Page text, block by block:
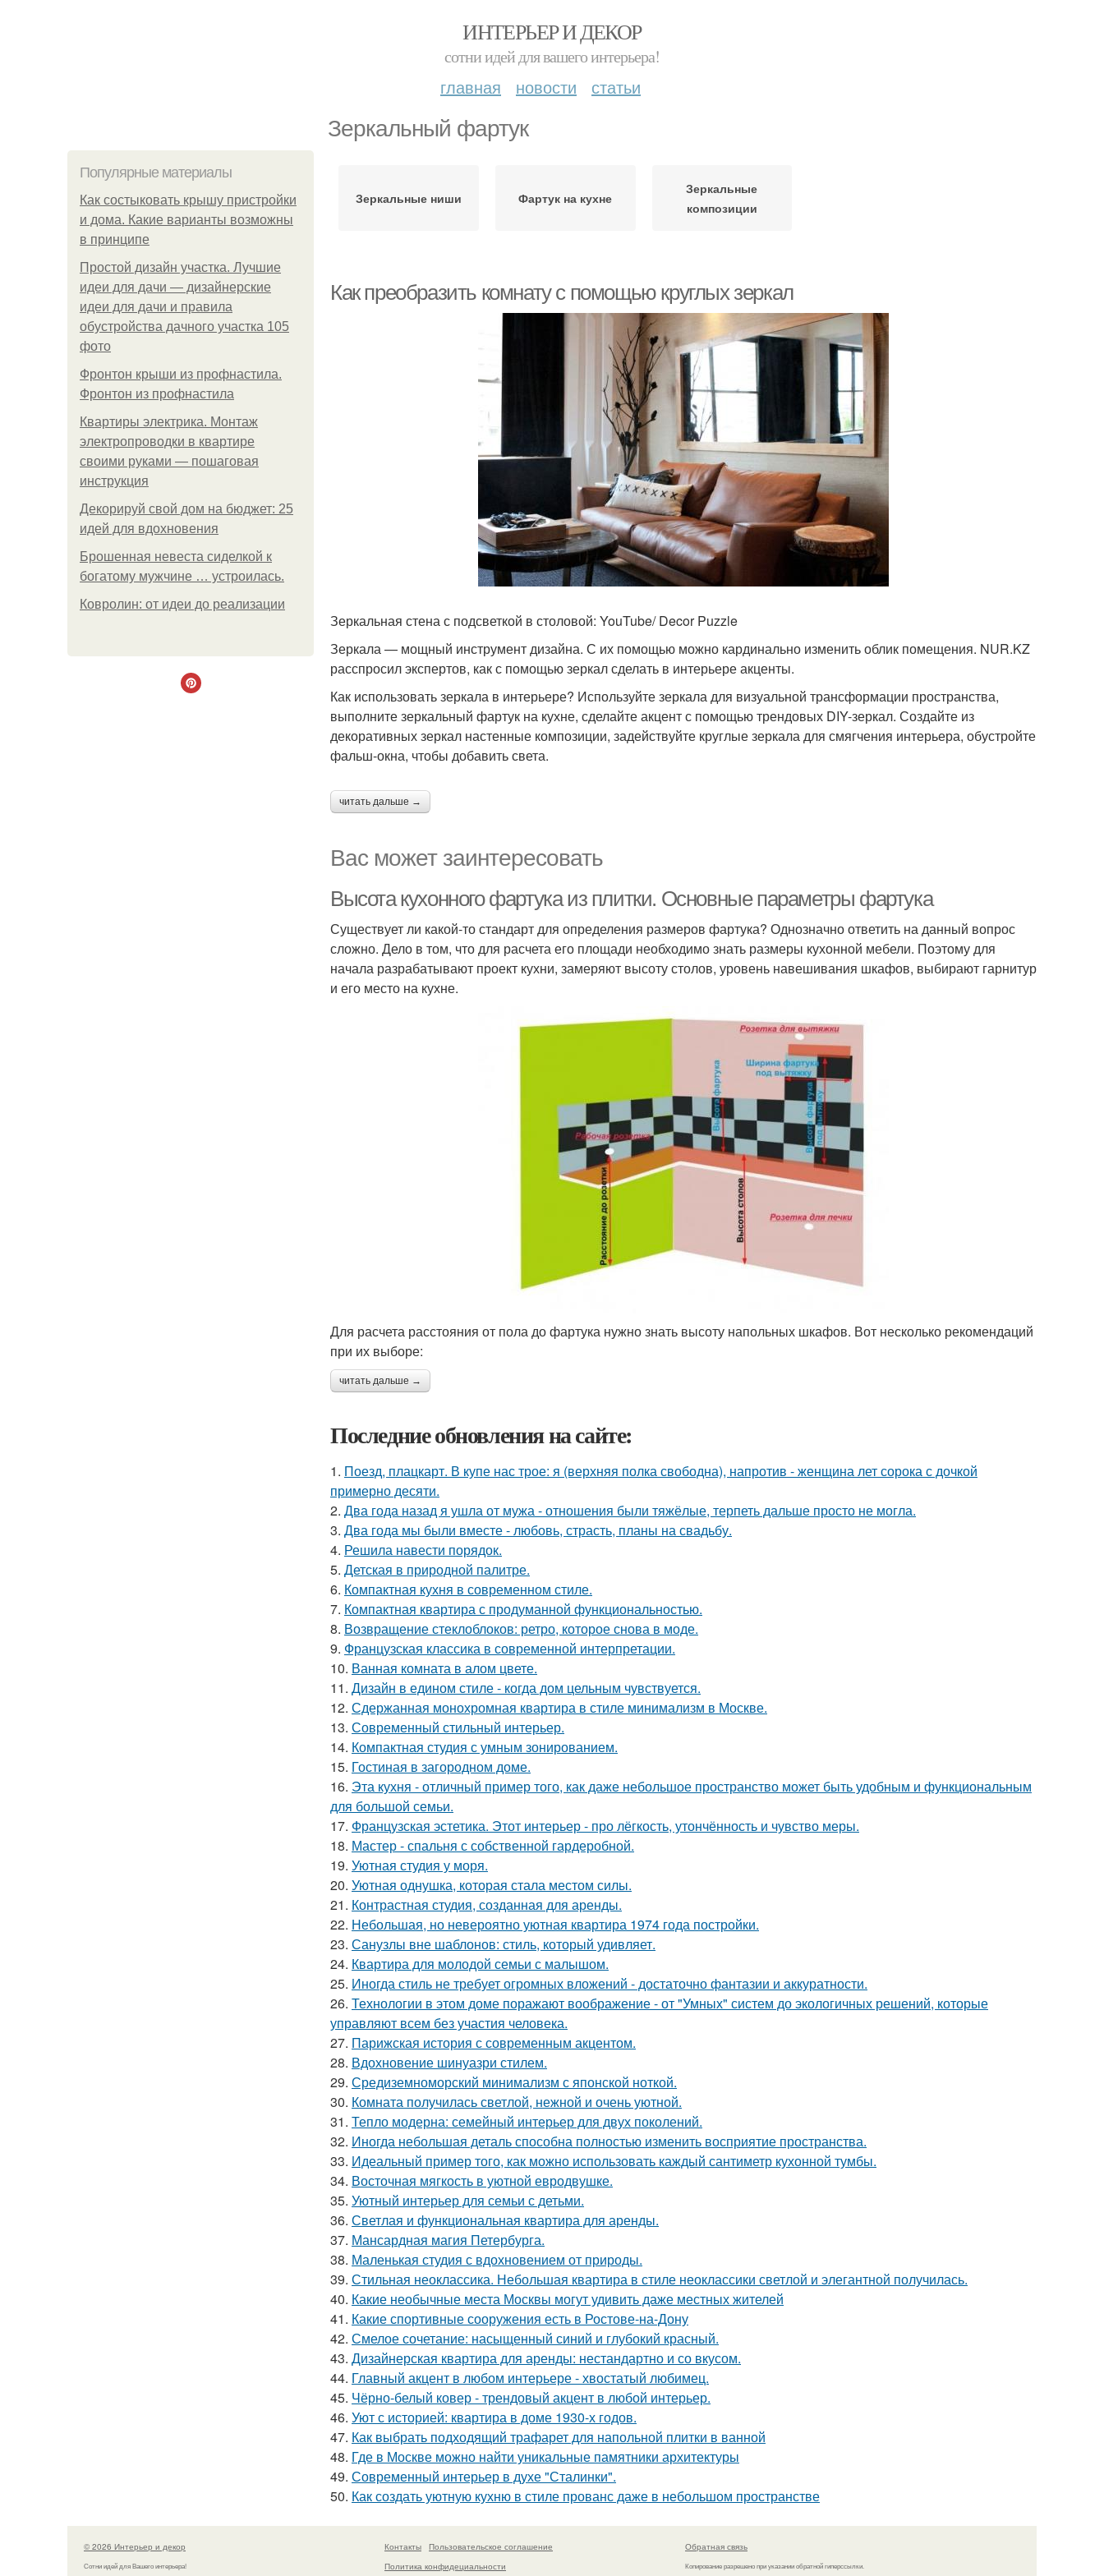
ИНТЕРЬЕР И ДЕКОР
сотни идей для вашего интерьера!
главная новости статьи
Зеркальный фартук
Популярные материалы
Как состыковать крышу пристройки
и дома. Какие варианты возможны
в принципе
Простой дизайн участка. Лучшие
идеи для дачи — дизайнерские
идеи для дачи и правила
обустройства дачного участка 105
фото
Фронтон крыши из профнастила.
Фронтон из профнастила
Квартиры электрика. Монтаж
электропроводки в квартире
своими руками — пошаговая
инструкция
Декорируй свой дом на бюджет: 25
идей для вдохновения
Брошенная невеста сиделкой к
богатому мужчине … устроилась.
Ковролин: от идеи до реализации
Зеркальные ниши Фартук на кухне
Зеркальные
композиции
Как преобразить комнату с помощью круглых зеркал
Зеркальная стена с подсветкой в столовой: YouTube/ Decor Puzzle
Зеркала — мощный инструмент дизайна. С их помощью можно кардинально изменить облик помещения. NUR.KZ
расспросил экспертов, как с помощью зеркал сделать в интерьере акценты.
Как использовать зеркала в интерьере? Используйте зеркала для визуальной трансформации пространства,
выполните зеркальный фартук на кухне, сделайте акцент с помощью трендовых DIY-зеркал. Создайте из
декоративных зеркал настенные композиции, задействуйте круглые зеркала для смягчения интерьера, обустройте
фальш-окна, чтобы добавить света.
читать дальше →
Вас может заинтересовать
Высота кухонного фартука из плитки. Основные параметры фартука
Существует ли какой-то стандарт для определения размеров фартука? Однозначно ответить на данный вопрос
сложно. Дело в том, что для расчета его площади необходимо знать размеры кухонной мебели. Поэтому для
начала разрабатывают проект кухни, замеряют высоту столов, уровень навешивания шкафов, выбирают гарнитур
и его место на кухне.
Для расчета расстояния от пола до фартука нужно знать высоту напольных шкафов. Вот несколько рекомендаций
при их выборе:
читать дальше →
Последние обновления на сайте:
1. Поезд, плацкарт. В купе нас трое: я (верхняя полка свободна), напротив - женщина лет сорока с дочкой
примерно десяти.
2. Два года назад я ушла от мужа - отношения были тяжёлые, терпеть дальше просто не могла.
3. Два года мы были вместе - любовь, страсть, планы на свадьбу.
4. Решила навести порядок.
5. Детская в природной палитре.
6. Компактная кухня в современном стиле.
7. Компактная квартира с продуманной функциональностью.
8. Возвращение стеклоблоков: ретро, которое снова в моде.
9. Французская классика в современной интерпретации.
10. Ванная комната в алом цвете.
11. Дизайн в едином стиле - когда дом цельным чувствуется.
12. Сдержанная монохромная квартира в стиле минимализм в Москве.
13. Современный стильный интерьер.
14. Компактная студия с умным зонированием.
15. Гостиная в загородном доме.
16. Эта кухня - отличный пример того, как даже небольшое пространство может быть удобным и функциональным
для большой семьи.
17. Французская эстетика. Этот интерьер - про лёгкость, утончённость и чувство меры.
18. Мастер - спальня с собственной гардеробной.
19. Уютная студия у моря.
20. Уютная однушка, которая стала местом силы.
21. Контрастная студия, созданная для аренды.
22. Небольшая, но невероятно уютная квартира 1974 года постройки.
23. Санузлы вне шаблонов: стиль, который удивляет.
24. Квартира для молодой семьи с малышом.
25. Иногда стиль не требует огромных вложений - достаточно фантазии и аккуратности.
26. Технологии в этом доме поражают воображение - от "Умных" систем до экологичных решений, которые
управляют всем без участия человека.
27. Парижская история с современным акцентом.
28. Вдохновение шинуазри стилем.
29. Средиземноморский минимализм с японской ноткой.
30. Комната получилась светлой, нежной и очень уютной.
31. Тепло модерна: семейный интерьер для двух поколений.
32. Иногда небольшая деталь способна полностью изменить восприятие пространства.
33. Идеальный пример того, как можно использовать каждый сантиметр кухонной тумбы.
34. Восточная мягкость в уютной евродвушке.
35. Уютный интерьер для семьи с детьми.
36. Светлая и функциональная квартира для аренды.
37. Мансардная магия Петербурга.
38. Маленькая студия с вдохновением от природы.
39. Стильная неоклассика. Небольшая квартира в стиле неоклассики светлой и элегантной получилась.
40. Какие необычные места Москвы могут удивить даже местных жителей
41. Какие спортивные сооружения есть в Ростове-на-Дону
42. Смелое сочетание: насыщенный синий и глубокий красный.
43. Дизайнерская квартира для аренды: нестандартно и со вкусом.
44. Главный акцент в любом интерьере - хвостатый любимец.
45. Чёрно-белый ковер - трендовый акцент в любой интерьер.
46. Уют с историей: квартира в доме 1930-х годов.
47. Как выбрать подходящий трафарет для напольной плитки в ванной
48. Где в Москве можно найти уникальные памятники архитектуры
49. Современный интерьер в духе "Сталинки".
50. Как создать уютную кухню в стиле прованс даже в небольшом пространстве
© 2026 Интерьер и декор
Сотни идей для Вашего интерьера!
Контакты
Пользовательское соглашение
Политика конфидециальности
Обратная связь
Копирование разрешено при указании обратной гиперссылки.